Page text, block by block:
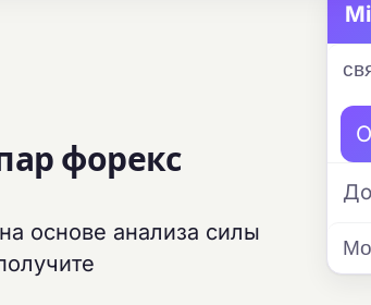
форекс
основе анализа силы